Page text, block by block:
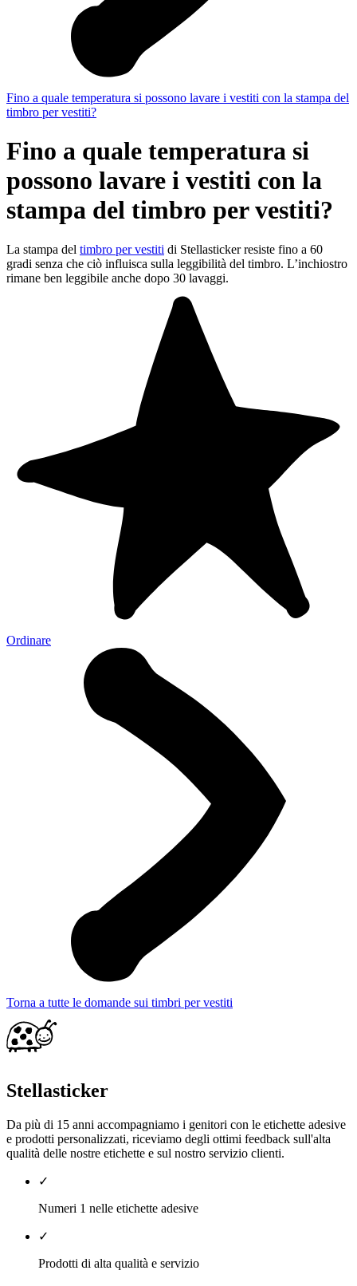
Fino a quale temperatura si possono lavare i vestiti con la stampa del
timbro per vestiti?
Fino a quale temperatura si
possono lavare i vestiti con la
stampa del timbro per vestiti?
La stampa del timbro per vestiti di Stellasticker resiste fino a 60
gradi senza che ciò influisca sulla leggibilità del timbro. L’inchiostro
rimane ben leggibile anche dopo 30 lavaggi.
Ordinare
Torna a tutte le domande sui timbri per vestiti
Stellasticker
Da più di 15 anni accompagniamo i genitori con le etichette adesive
e prodotti personalizzati, riceviamo degli ottimi feedback sull'alta
qualità delle nostre etichette e sul nostro servizio clienti.
✓
Numeri 1 nelle etichette adesive
✓
Prodotti di alta qualità e servizio